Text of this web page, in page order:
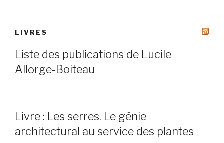
LIVRES
Liste des publications de Lucile
Allorge-Boiteau
Livre : Les serres. Le génie
architectural au service des plantes